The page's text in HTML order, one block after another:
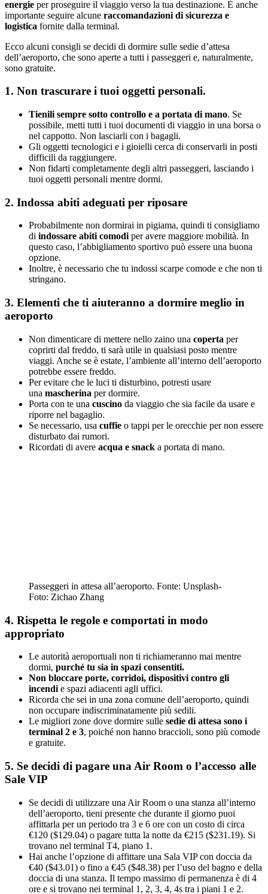
energie per proseguire il viaggio verso la tua destinazione. È anche
importante seguire alcune raccomandazioni di sicurezza e
logistica fornite dalla terminal.
Ecco alcuni consigli se decidi di dormire sulle sedie d’attesa
dell’aeroporto, che sono aperte a tutti i passeggeri e, naturalmente,
sono gratuite.
1. Non trascurare i tuoi oggetti personali.
Tienili sempre sotto controllo e a portata di mano. Se
possibile, metti tutti i tuoi documenti di viaggio in una borsa o
nel cappotto. Non lasciarli con i bagagli.
Gli oggetti tecnologici e i gioielli cerca di conservarli in posti
difficili da raggiungere.
Non fidarti completamente degli altri passeggeri, lasciando i
tuoi oggetti personali mentre dormi.
2. Indossa abiti adeguati per riposare
Probabilmente non dormirai in pigiama, quindi ti consigliamo
di indossare abiti comodiper avere maggiore mobilità. In
questo caso, l’abbigliamento sportivo può essere una buona
opzione.
Inoltre, è necessario che tu indossi scarpe comode e che non ti
stringano.
3. Elementi che ti aiuteranno a dormire meglio in
aeroporto
Non dimenticare di mettere nello zaino una coperta per
coprirti dal freddo, ti sarà utile in qualsiasi posto mentre
viaggi. Anche se è estate, l’ambiente all’interno dell’aeroporto
potrebbe essere freddo.
Per evitare che le luci ti disturbino, potresti usare
una mascherina per dormire.
Porta con te una cuscino da viaggio che sia facile da usare e
riporre nel bagaglio.
Se necessario, usa cuffie o tappi per le orecchie per non essere
disturbato dai rumori.
Ricordati di avere acqua e snack a portata di mano.
Passeggeri in attesa all’aeroporto. Fonte: Unsplash-
Foto: Zichao Zhang
4. Rispetta le regole e comportati in modo
appropriato
Le autorità aeroportuali non ti richiameranno mai mentre
dormi, purché tu sia in spazi consentiti.
Non bloccare porte, corridoi, dispositivi contro gli
incendi e spazi adiacenti agli uffici.
Ricorda che sei in una zona comune dell’aeroporto, quindi
non occupare indiscriminatamente più sedili.
Le migliori zone dove dormire sulle sedie di attesa sono i
terminal 2 e 3, poiché non hanno braccioli, sono più comode
e gratuite.
5. Se decidi di pagare una Air Room o l’accesso alle
Sale VIP
Se decidi di utilizzare una Air Room o una stanza all’interno
dell’aeroporto, tieni presente che durante il giorno puoi
affittarla per un periodo tra 3 e 6 ore con un costo di circa
€120 ($129.04) o pagare tutta la notte da €215 ($231.19). Si
trovano nel terminal T4, piano 1.
Hai anche l’opzione di affittare una Sala VIP con doccia da
€40 ($43.01) o fino a €45 ($48.38) per l’uso del bagno e della
doccia di una stanza. Il tempo massimo di permanenza è di 4
ore e si trovano nei terminal 1, 2, 3, 4, 4s tra i piani 1 e 2.